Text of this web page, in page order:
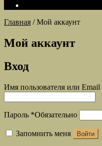
Главная /Мой аккаунт
Мой аккаунт
Вход
Имя пользователя или Email
Пароль *Обязательно
Запомнить меня Войти